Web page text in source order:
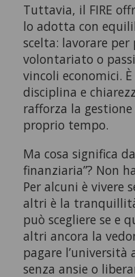
Tuttavia, il FIRE
lo adotta con
scelta: lavorare per
volontariato o
vincoli economici.
disciplina e
rafforza la
proprio tempo.
Ma cosa significa
finanziaria”? Non
Per alcuni è vivere
altri è la
può scegliere se e
altri ancora la
pagare l’università
senza ansie o